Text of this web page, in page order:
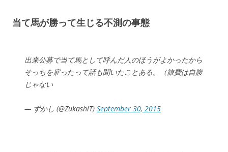
当て馬が勝って生じる不測の事態
出来公募で当て馬として呼んだ人のほうがよかったから
そっちを雇ったって話も聞いたことある。（旅費は自腹
じゃない
— ずかし (@ZukashiT) September 30, 2015